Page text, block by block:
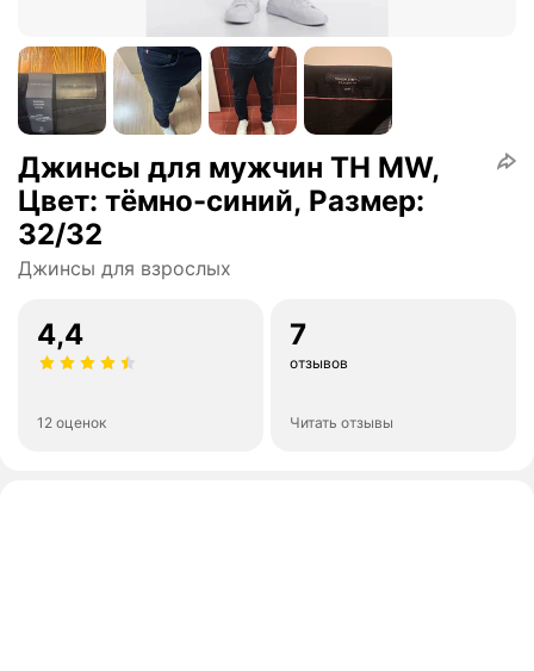
Джинсы для мужчин TH MW,
Цвет: тёмно-синий, Размер:
32/32
Джинсы для взрослых
4,4
12 оценок
7
отзывов
Читать отзывы